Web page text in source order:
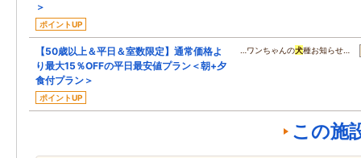
＞
ポイントUP
【50歳以上＆平日＆室数限定】通常価格よ
り最大15％OFFの平日最安値プラン＜朝+夕
食付プラン＞
ポイントUP
…ワンちゃんの犬種お知らせ…
この施